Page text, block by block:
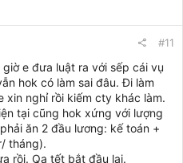
#11
e đưa luật ra với sếp cái vụ
hok có làm sai đâu. Đi làm
xin nghỉ rồi kiếm cty khác làm.
tại cũng hok xứng với lượng
ăn 2 đầu lương: kế toán +
tháng).
rồi. Qa tết bắt đầu lại.